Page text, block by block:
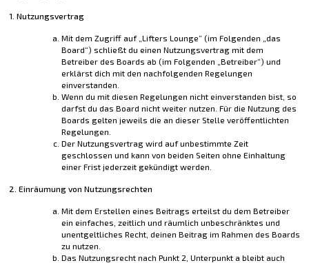
1. Nutzungsvertrag
Mit dem Zugriff auf „Lifters Lounge“ (im Folgenden „das
Board“) schließt du einen Nutzungsvertrag mit dem
Betreiber des Boards ab (im Folgenden „Betreiber“) und
erklärst dich mit den nachfolgenden Regelungen
einverstanden.
Wenn du mit diesen Regelungen nicht einverstanden bist, so
darfst du das Board nicht weiter nutzen. Für die Nutzung des
Boards gelten jeweils die an dieser Stelle veröffentlichten
Regelungen.
Der Nutzungsvertrag wird auf unbestimmte Zeit
geschlossen und kann von beiden Seiten ohne Einhaltung
einer Frist jederzeit gekündigt werden.
2. Einräumung von Nutzungsrechten
Mit dem Erstellen eines Beitrags erteilst du dem Betreiber
ein einfaches, zeitlich und räumlich unbeschränktes und
unentgeltliches Recht, deinen Beitrag im Rahmen des Boards
zu nutzen.
Das Nutzungsrecht nach Punkt 2, Unterpunkt a bleibt auch